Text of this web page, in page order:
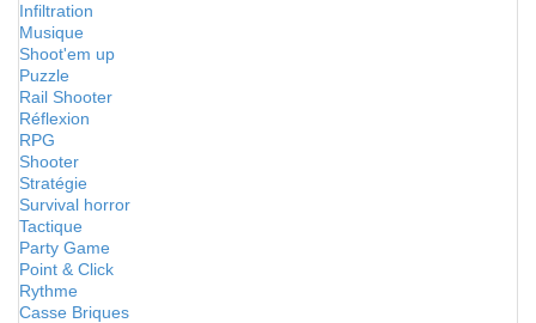
Infiltration
Musique
Shoot'em up
Puzzle
Rail Shooter
Réflexion
RPG
Shooter
Stratégie
Survival horror
Tactique
Party Game
Point & Click
Rythme
Casse Briques